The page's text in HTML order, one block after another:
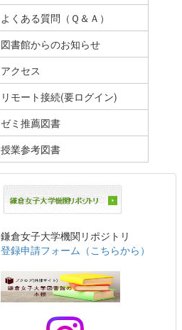
よくある質問（Ｑ＆Ａ）
図書館からのお知らせ
アクセス
リモート接続(要ログイン)
ゼミ推薦図書
授業参考図書
鎌倉女子大学機関リポジトリ
登録申請フォーム（こちらから）